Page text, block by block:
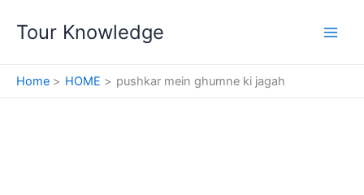
Tour Knowledge
Home HOME pushkar mein ghumne ki jagah